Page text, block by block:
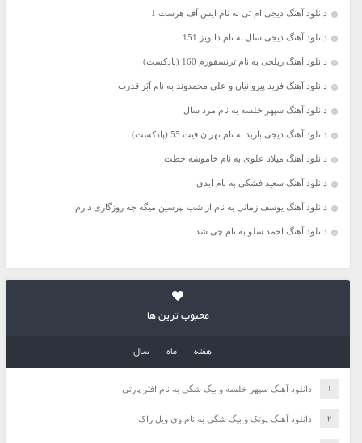
دانلود آهنگ دیجی ام تی به نام ایس آف هرست 1
دانلود آهنگ دیجی سال به نام دابویز 151
دانلود آهنگ ریلجی به نام ترنسفورم 160 (پادکست)
دانلود آهنگ فرید پیروانیان و علی محمدوند به نام اَبَر قدرت
دانلود آهنگ سپهر خلسه به نام مرد سال
دانلود آهنگ دیجی باربد به نام تهران فیت 55 (پادکست)
دانلود آهنگ میلاد علوی به نام خاموشه خطت
دانلود آهنگ سعید فشکی به نام ابدی
دانلود آهنگ یوسف زمانی به نام از شب بپرسین میگه چه روزگاری دارم
دانلود آهنگ احمد سلو به نام چی شد
محبوب ترین ها
هفته ماه سال
دانلود آهنگ سپهر خلسه و بیگ شگی به نام افتر پارتی
دانلود آهنگ پوتک و بیگ شگی به نام وی ویل راک